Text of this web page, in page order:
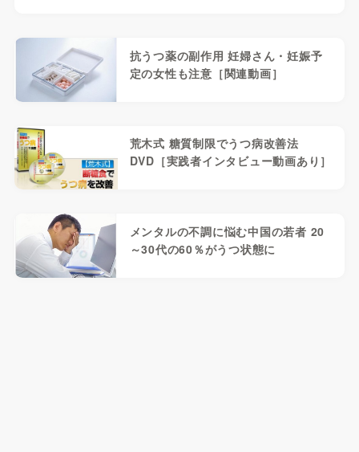
抗うつ薬の副作用 妊婦さん・妊娠予
定の女性も注意［関連動画］
荒木式 糖質制限でうつ病改善法
DVD［実践者インタビュー動画あり］
メンタルの不調に悩む中国の若者 20
～30代の60％がうつ状態に